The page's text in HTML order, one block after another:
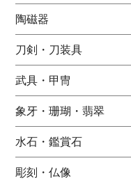
陶磁器
刀剣・刀装具
武具・甲冑
象牙・珊瑚・翡翠
水石・鑑賞石
彫刻・仏像